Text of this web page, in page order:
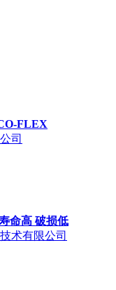
FLEX
司
命高 破损低
术有限公司